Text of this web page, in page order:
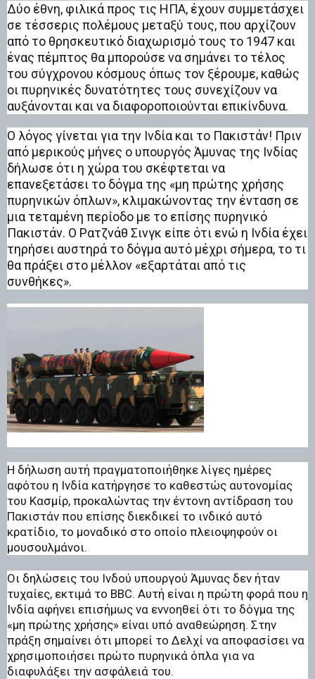
Δύο έθνη, φιλικά προς τις ΗΠΑ, έχουν συμμετάσχει
σε τέσσερις πολέμους μεταξύ τους, που αρχίζουν
από το θρησκευτικό διαχωρισμό τους το 1947 και
ένας πέμπτος θα μπορούσε να σημάνει το τέλος
του σύγχρονου κόσμους όπως τον ξέρουμε, καθώς
οι πυρηνικές δυνατότητες τους συνεχίζουν να
αυξάνονται και να διαφοροποιούνται επικίνδυνα.
Ο λόγος γίνεται για την Ινδία και το Πακιστάν! Πριν
από μερικούς μήνες ο υπουργός Άμυνας της Ινδίας
δήλωσε ότι η χώρα του σκέφτεται να
επανεξετάσει το δόγμα της «μη πρώτης χρήσης
πυρηνικών όπλων», κλιμακώνοντας την ένταση σε
μια τεταμένη περίοδο με το επίσης πυρηνικό
Πακιστάν. Ο Ρατζνάθ Σινγκ είπε ότι ενώ η Ινδία έχει
τηρήσει αυστηρά το δόγμα αυτό μέχρι σήμερα, το τι
θα πράξει στο μέλλον «εξαρτάται από τις
συνθήκες».
Η δήλωση αυτή πραγματοποιήθηκε λίγες ημέρες
αφότου η Ινδία κατήργησε το καθεστώς αυτονομίας
του Κασμίρ, προκαλώντας την έντονη αντίδραση του
Πακιστάν που επίσης διεκδικεί το ινδικό αυτό
κρατίδιο, το μοναδικό στο οποίο πλειοψηφούν οι
μουσουλμάνοι.
Οι δηλώσεις του Ινδού υπουργού Άμυνας δεν ήταν
τυχαίες, εκτιμά το BBC. Αυτή είναι η πρώτη φορά που η
Ινδία αφήνει επισήμως να εννοηθεί ότι το δόγμα της
«μη πρώτης χρήσης» είναι υπό αναθεώρηση. Στην
πράξη σημαίνει ότι μπορεί το Δελχί να αποφασίσει να
χρησιμοποιήσει πρώτο πυρηνικά όπλα για να
διαφυλάξει την ασφάλειά του.